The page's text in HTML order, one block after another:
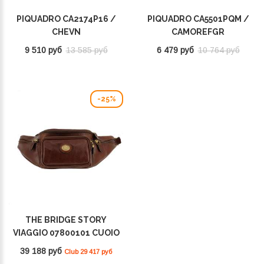
PIQUADRO CA2174P16 /
CHEVN
9 510 руб 13 585 руб
PIQUADRO CA5501PQM /
CAMOREFGR
6 479 руб 10 764 руб
-25%
THE BRIDGE STORY
VIAGGIO 07800101 CUOIO
39 188 руб Club 29 417 руб